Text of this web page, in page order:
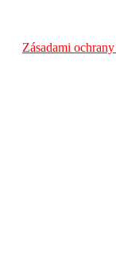
Zásadami